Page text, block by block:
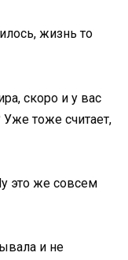
жизнь то
скоро и у вас
Уже тоже считает,
это же совсем
и не